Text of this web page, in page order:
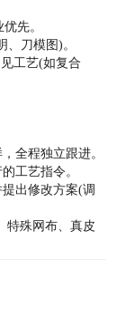
先。
、刀模图)。
工艺(如复合
全程独立跟进。
工艺指令。
出修改方案(调
特殊网布、真皮